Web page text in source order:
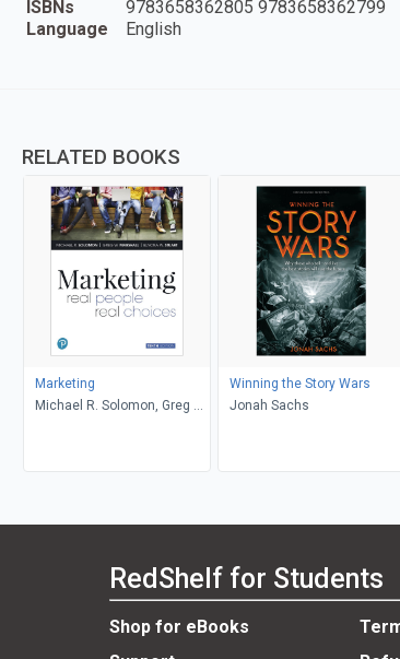
ISBNs
9783658362805 9783658362799
Language
English
RELATED BOOKS
Marketing
Michael R. Solomon, Greg W.
Winning the Story Wars
Jonah Sachs
RedShelf for Students
Shop for eBooks